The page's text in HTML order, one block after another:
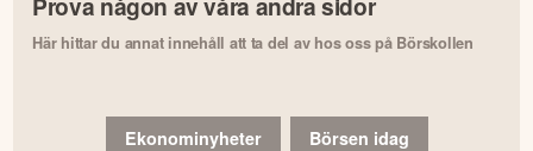
Här hittar du annat innehåll att ta del av hos oss på Börskollen
Ekonominyheter Börsen idag